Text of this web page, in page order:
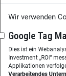
Wir verwenden
Google Tag
Dies ist ein
Investment „ROI“
Applikationen
Verarbeitendes